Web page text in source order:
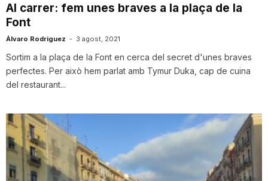
Al carrer: fem unes braves a la plaça de la
Font
Álvaro Rodriguez - 3 agost, 2021
Sortim a la plaça de la Font en cerca del secret d'unes braves
perfectes. Per això hem parlat amb Tymur Duka, cap de cuina
del restaurant...